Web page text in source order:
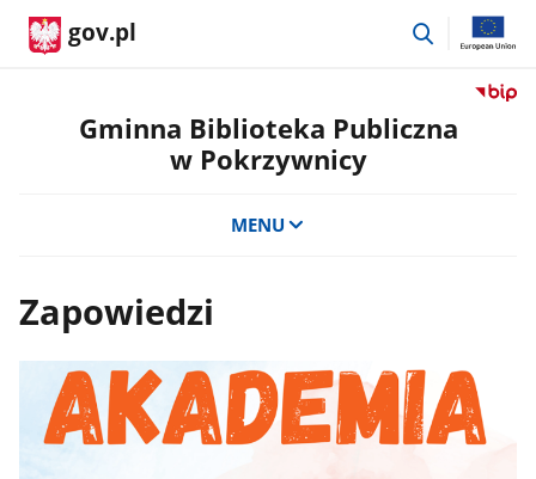
gov.pl
przejdź
Przejdź
Gminna Biblioteka Publiczna
w Pokrzywnicy
MENU
Zapowiedzi